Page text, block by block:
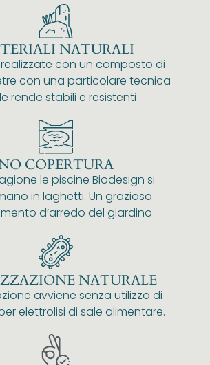
NATURALI
con un composto di
con una particolare tecnica
rende stabili e resistenti
COPERTURA
le piscine Biodesign si
in laghetti. Un grazioso
d’arredo del giardino
NATURALE
avviene senza utilizzo di
elettrolisi di sale alimentare.